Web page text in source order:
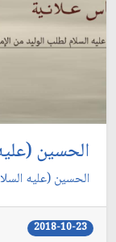
الحسين
الحسين (عليه
2018-10-23